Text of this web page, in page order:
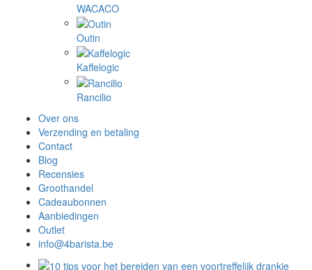
WACACO
Outin
Kaffelogic
Rancilio
Over ons
Verzending en betaling
Contact
Blog
Recensies
Groothandel
Cadeaubonnen
Aanbiedingen
Outlet
info@4barista.be